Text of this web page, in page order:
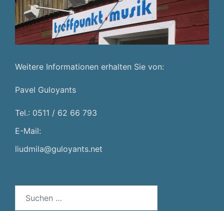
Weitere Informationen erhalten Sie von:
Pavel Guloyants
Tel.: 0511 / 62 66 793
E-Mail:
liudmila@guloyants.net
nach: